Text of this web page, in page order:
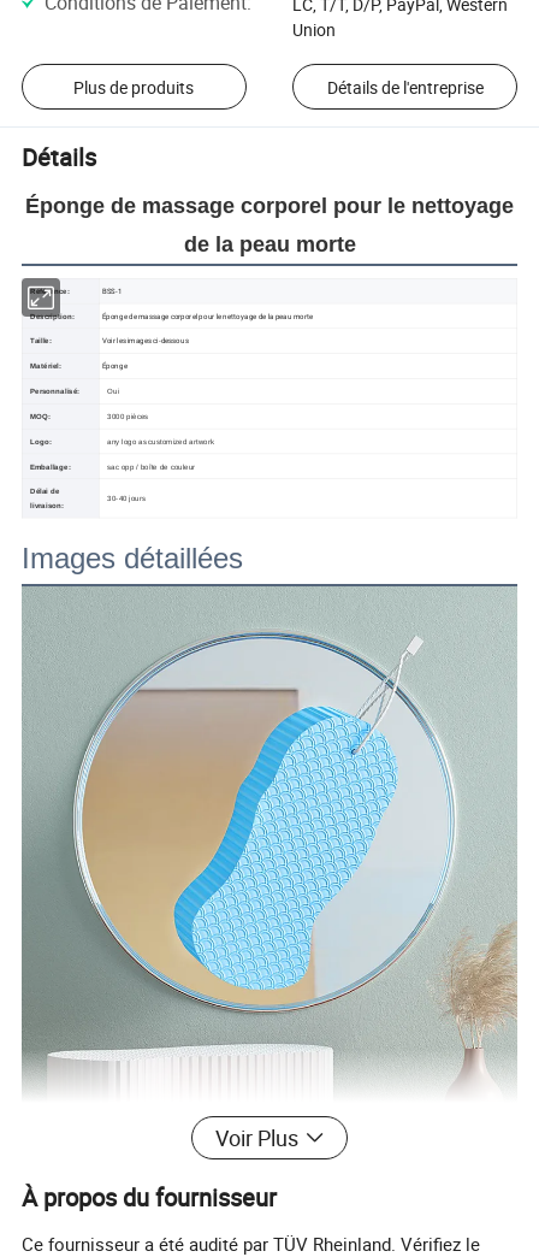
Union
Plus de produits Détails de l'entreprise
Détails
Éponge de massage corporel pour le nettoyage
de la peau morte
Référence: BSS-1
Description: Éponge de massage corporel pour le nettoyage de la peau morte
Taille: Voir les images ci-dessous
Matériel: Éponge
Personnalisé: Oui
MOQ: 3000 pièces
Logo: any logo as customized artwork
Emballage: sac opp / boîte de couleur
Délai de
livraison:
30-40 jours
Images détaillées
Voir Plus
À propos du fournisseur
Ce fournisseur a été audité par TÜV Rheinland. Vérifiez le